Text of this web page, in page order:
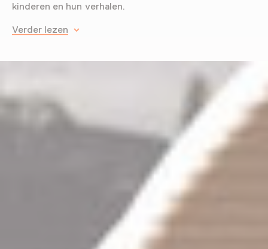
kinderen en hun verhalen.
Verder lezen